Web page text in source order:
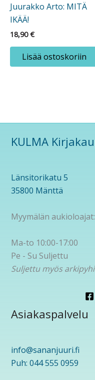
Juurakko Arto: MITÄ
IKÄÄ!
18,90€
Lisää ostoskoriin
KULMA
Länsitorikatu 5
35800 Mänttä
Myymälän aukioloajat:
Ma-to 10:00-17:00
Pe - Su Suljettu
Suljettu myös
Asiakaspalvelu
info@sananjuuri.fi
Puh: 044 555 0959